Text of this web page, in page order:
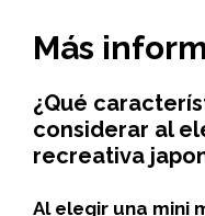
Más
¿Qué
considerar al
recreativa
Al elegir una mini